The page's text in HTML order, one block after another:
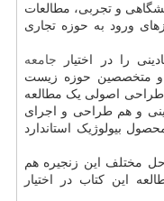
و تجربی، مطالعات
ورود به حوزه تجاری
را در اختیار جامعه
و متخصصین حوزه زیست
طراحی اصولی یک مطالعه
و هم طراحی و اجرای
بیولوژیک استاندارد
مختلف این زنجیره هم
این کتاب در اختیار